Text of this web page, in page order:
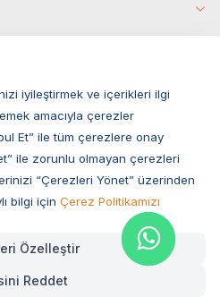
Sorulan Sorular
iyileştirmek ve içerikleri ilgi
amacıyla çerezler
Et” ile tüm çerezlere onay
ile zorunlu olmayan çerezleri
“Çerezleri Yönet” üzerinden
bilgi için Çerez Politikamızı
Özelleştir
Reddet